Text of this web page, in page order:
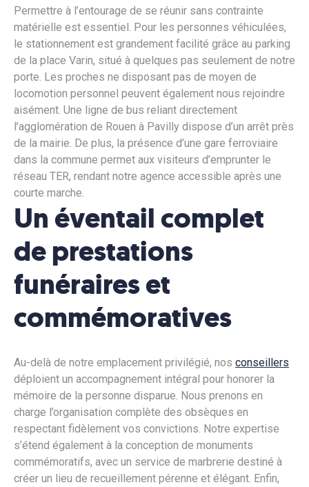
Permettre à l’entourage de se réunir sans contrainte
matérielle est essentiel. Pour les personnes véhiculées,
le stationnement est grandement facilité grâce au parking
de la place Varin, situé à quelques pas seulement de notre
porte. Les proches ne disposant pas de moyen de
locomotion personnel peuvent également nous rejoindre
aisément. Une ligne de bus reliant directement
l’agglomération de Rouen à Pavilly dispose d’un arrêt près
de la mairie. De plus, la présence d’une gare ferroviaire
dans la commune permet aux visiteurs d’emprunter le
réseau TER, rendant notre agence accessible après une
courte marche.
Un éventail complet
de prestations
funéraires et
commémoratives
Au-delà de notre emplacement privilégié, nos conseillers
déploient un accompagnement intégral pour honorer la
mémoire de la personne disparue. Nous prenons en
charge l’organisation complète des obsèques en
respectant fidèlement vos convictions. Notre expertise
s’étend également à la conception de monuments
commémoratifs, avec un service de marbrerie destiné à
créer un lieu de recueillement pérenne et élégant. Enfin,